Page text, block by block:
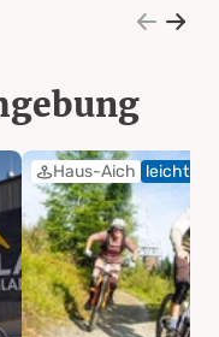
Haus-Aich leicht